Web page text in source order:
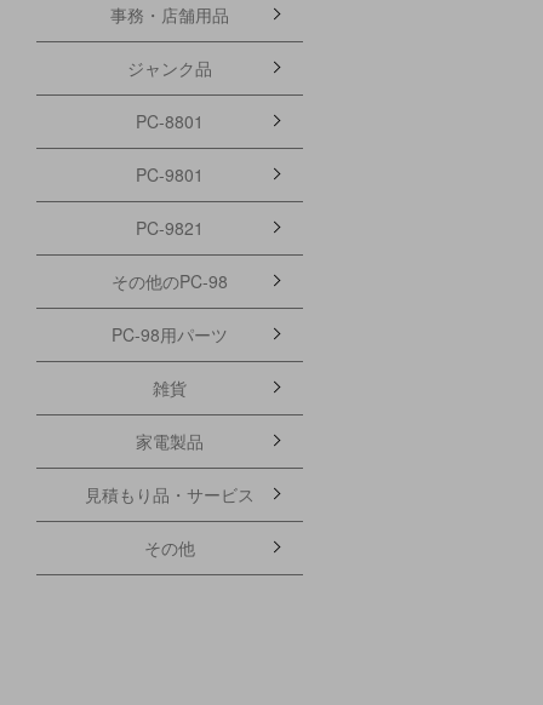
事務・店舗用品
ジャンク品
PC-8801
PC-9801
PC-9821
その他のPC-98
PC-98用パーツ
雑貨
家電製品
見積もり品・サービス
その他